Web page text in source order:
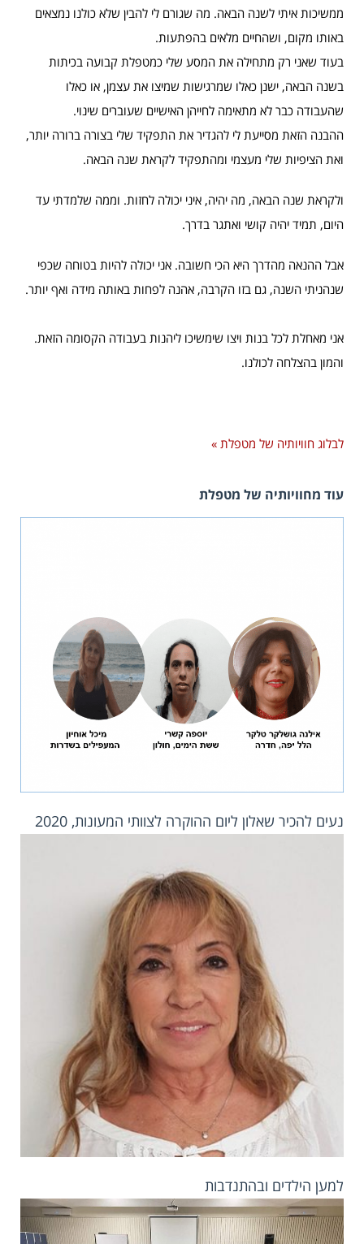
ממשיכות איתי לשנה הבאה. מה שגורם לי להבין שלא כולנו נמצאים
באותו מקום, ושהחיים מלאים בהפתעות.
בעוד שאני רק מתחילה את המסע שלי כמטפלת קבועה בכיתות
בשנה הבאה, ישנן כאלו שמרגישות שמיצו את עצמן, או כאלו
שהעבודה כבר לא מתאימה לחייהן האישיים שעוברים שינוי.
ההבנה הזאת מסייעת לי להגדיר את התפקיד שלי בצורה ברורה יותר,
ואת הציפיות שלי מעצמי ומהתפקיד לקראת שנה הבאה.
ולקראת שנה הבאה, מה יהיה, איני יכולה לחזות. וממה שלמדתי עד
היום, תמיד יהיה קושי ואתגר בדרך.
אבל ההנאה מהדרך היא הכי חשובה. אני יכולה להיות בטוחה שכפי
שנהניתי השנה, גם בזו הקרבה, אהנה לפחות באותה מידה ואף יותר.
אני מאחלת לכל בנות ויצו שימשיכו ליהנות בעבודה הקסומה הזאת.
והמון בהצלחה לכולנו.
לבלוג חוויותיה של מטפלת »
עוד מחוויותיה של מטפלת
נעים להכיר שאלון ליום ההוקרה לצוותי המעונות, 2020
למען הילדים ובהתנדבות